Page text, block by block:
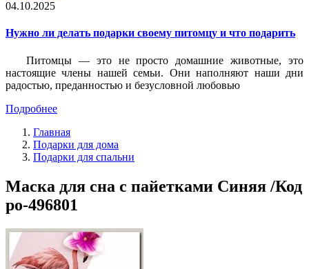
04.10.2025
Нужно ли делать подарки своему питомцу и что подарить
Питомцы — это не просто домашние животные, это
настоящие члены нашей семьи. Они наполняют наши дни
радостью, преданностью и безусловной любовью
Подробнее
Главная
Подарки для дома
Подарки для спальни
Маска для сна с пайетками Синяя /Код
po-496801